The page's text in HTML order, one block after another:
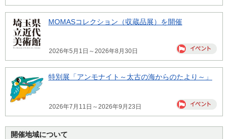
MOMASコレクション（収蔵品展）を開催
2026年5月1日～2026年8月30日
特別展「アンモナイト～太古の海からのたより～」
2026年7月11日～2026年9月23日
開催地域について